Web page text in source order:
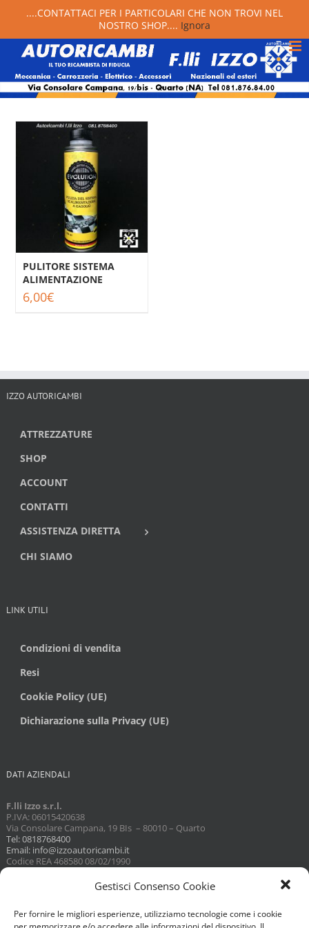
Gestisci Consenso Cookie
Per fornire le migliori esperienze, utilizziamo tecnologie come i cookie
PULITORE SISTEMA
ALIMENTAZIONE
6,00€
IZZO AUTORICAMBI
ATTREZZATURE
SHOP
ACCOUNT
CONTATTI
ASSISTENZA DIRETTA
CHI SIAMO
LINK UTILI
Condizioni di vendita
Resi
Cookie Policy (UE)
Dichiarazione sulla Privacy (UE)
DATI AZIENDALI
F.lli Izzo s.r.l.
P.IVA: 06015420638
Via Consolare Campana, 19 BIs – 80010 – Quarto
Tel: 0818768400
Email: info@izzoautoricambi.it
Codice REA 468580 08/02/1990
Capitale sociale 3098,74
....CONTATTACI PER I PARTICOLARI CHE NON TROVI NEL
NOSTRO SHOP.... Ignora